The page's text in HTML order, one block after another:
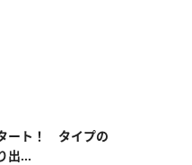
ート！ タイプの
出...